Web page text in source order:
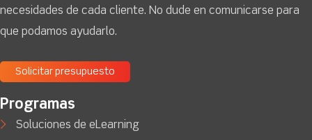
necesidades de cada cliente. No dude en comunicarse para
que podamos ayudarlo.
Solicitar presupuesto
Programas
Soluciones de eLearning